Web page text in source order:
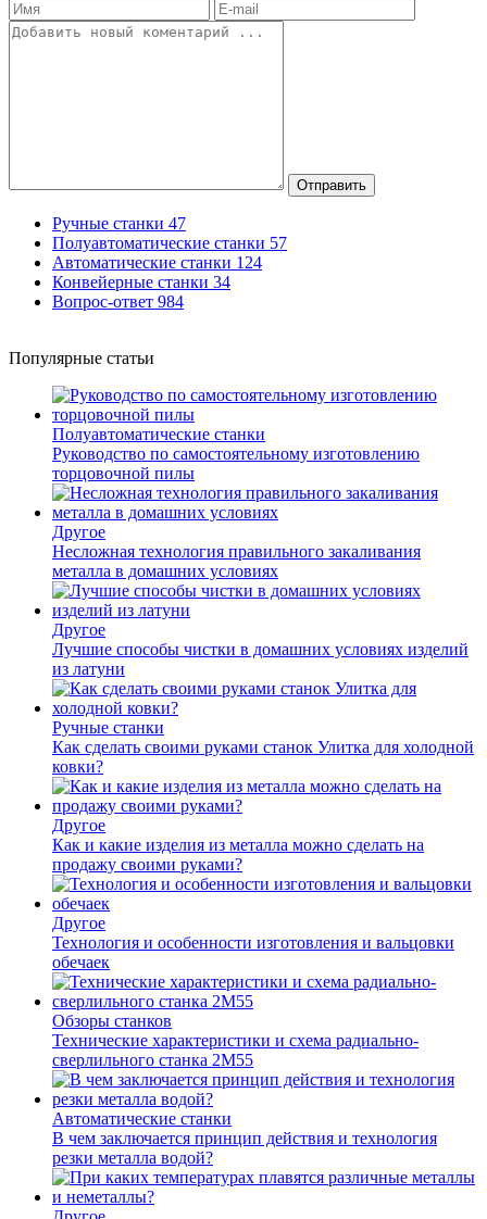
Отправить
Ручные станки 47
Полуавтоматические станки 57
Автоматические станки 124
Конвейерные станки 34
Вопрос-ответ 984
Популярные статьи
Полуавтоматические станки
Руководство по самостоятельному изготовлению
торцовочной пилы
Другое
Несложная технология правильного закаливания
металла в домашних условиях
Другое
Лучшие способы чистки в домашних условиях изделий
из латуни
Ручные станки
Как сделать своими руками станок Улитка для холодной
ковки?
Другое
Как и какие изделия из металла можно сделать на
продажу своими руками?
Другое
Технология и особенности изготовления и вальцовки
обечаек
Обзоры станков
Технические характеристики и схема радиально-
сверлильного станка 2М55
Автоматические станки
В чем заключается принцип действия и технология
резки металла водой?